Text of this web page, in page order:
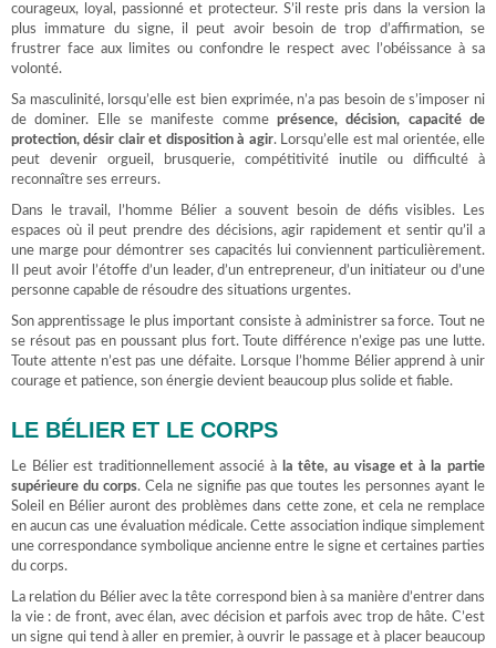
courageux, loyal, passionné et protecteur. S’il reste pris dans la version la
plus immature du signe, il peut avoir besoin de trop d’affirmation, se
frustrer face aux limites ou confondre le respect avec l’obéissance à sa
volonté.
Sa masculinité, lorsqu’elle est bien exprimée, n’a pas besoin de s’imposer ni
de dominer. Elle se manifeste comme présence, décision, capacité de
protection, désir clair et disposition à agir. Lorsqu’elle est mal orientée, elle
peut devenir orgueil, brusquerie, compétitivité inutile ou difficulté à
reconnaître ses erreurs.
Dans le travail, l’homme Bélier a souvent besoin de défis visibles. Les
espaces où il peut prendre des décisions, agir rapidement et sentir qu’il a
une marge pour démontrer ses capacités lui conviennent particulièrement.
Il peut avoir l’étoffe d’un leader, d’un entrepreneur, d’un initiateur ou d’une
personne capable de résoudre des situations urgentes.
Son apprentissage le plus important consiste à administrer sa force. Tout ne
se résout pas en poussant plus fort. Toute différence n’exige pas une lutte.
Toute attente n’est pas une défaite. Lorsque l’homme Bélier apprend à unir
courage et patience, son énergie devient beaucoup plus solide et fiable.
LE BÉLIER ET LE CORPS
Le Bélier est traditionnellement associé à
la tête, au visage et à la partie
supérieure du corps. Cela ne signifie pas que toutes les personnes ayant le
Soleil en Bélier auront des problèmes dans cette zone, et cela ne remplace
en aucun cas une évaluation médicale. Cette association indique simplement
une correspondance symbolique ancienne entre le signe et certaines parties
du corps.
La relation du Bélier avec la tête correspond bien à sa manière d’entrer dans
la vie : de front, avec élan, avec décision et parfois avec trop de hâte. C’est
un signe qui tend à aller en premier, à ouvrir le passage et à placer beaucoup